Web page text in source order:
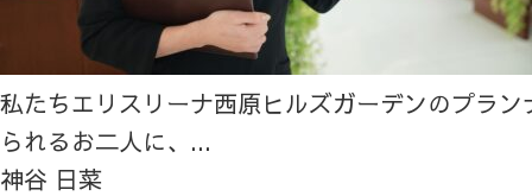
私たちエリスリーナ西原ヒルズガーデンのプラ
られるお二人に、...
神谷 日菜